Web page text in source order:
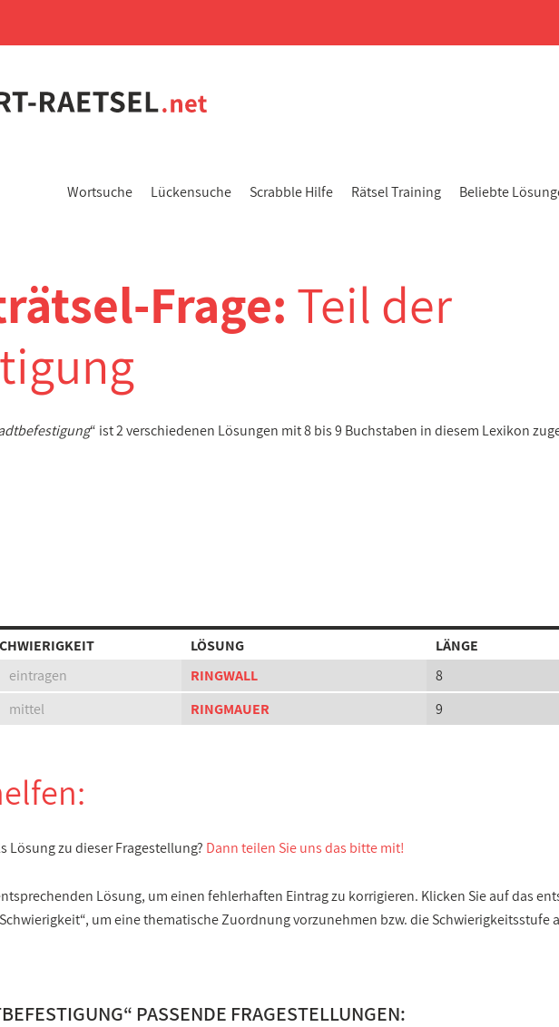
Wortsuche Lückensuche Scrabble Hilfe Rätsel Training Beliebte
Frage: Teil der
“ ist 2 verschiedenen Lösungen mit 8 bis 9 Buchstaben in diesem Lexikon
LÖSUNG
LÄNGE
eintragen RINGWALL
8
mittel RINGMAUER 9
Lösung zu dieser Fragestellung? Dann teilen Sie uns das bitte mit!
Lösung, um einen fehlerhaften Eintrag zu korrigieren. Klicken Sie auf das
um eine thematische Zuordnung vorzunehmen bzw. die Schwierigkeitsstufe
“ PASSENDE FRAGESTELLUNGEN: